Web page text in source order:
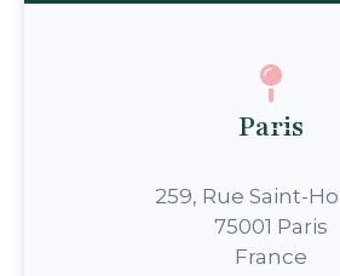
Paris
259, Rue Saint-
75001 Paris
France